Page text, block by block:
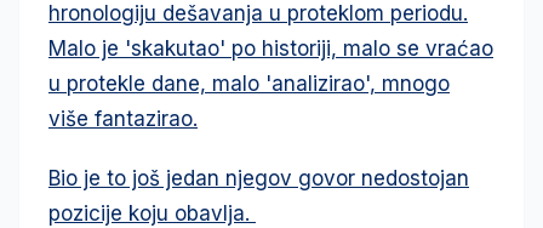
hronologiju dešavanja u proteklom periodu.
Malo je 'skakutao' po historiji, malo se vraćao
u protekle dane, malo 'analizirao', mnogo
više fantazirao.
Bio je to još jedan njegov govor nedostojan
pozicije koju obavlja.